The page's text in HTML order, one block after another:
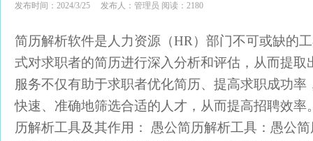
发布时间：2024/3/25 发布人：管理员 阅读：2180
简历解析软件是人力资源（HR）部门不可或缺的
式对求职者的简历进行深入分析和评估，从而提取
服务不仅有助于求职者优化简历、提高求职成功率
快速、准确地筛选合适的人才，从而提高招聘效率
历解析工具及其作用： 愚公简历解析工具：愚公